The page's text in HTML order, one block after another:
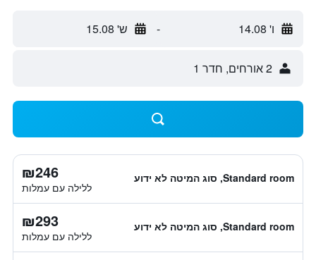
ו' 14.08 - ש' 15.08
2 אורחים, חדר 1
Standard room, סוג המיטה לא ידוע ₪246
ללילה עם עמלות
Standard room, סוג המיטה לא ידוע ₪293
ללילה עם עמלות